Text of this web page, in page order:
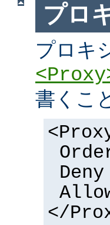
プロ
プロキ
書くこ
</